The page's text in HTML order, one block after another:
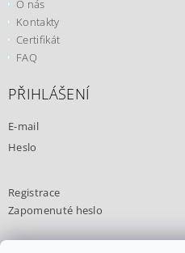
O nás
Kontakty
Certifikát
FAQ
PŘIHLÁŠENÍ
E-mail
Heslo
Registrace
Zapomenuté heslo